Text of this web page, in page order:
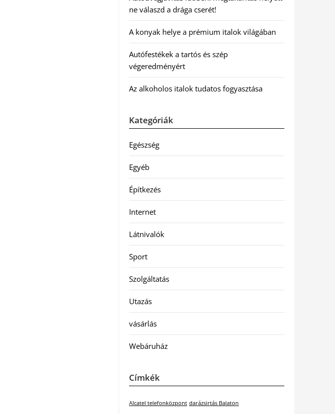
ne válaszd a drága cserét!
A konyak helye a prémium italok világában
Autófestékek a tartós és szép
végeredményért
Az alkoholos italok tudatos fogyasztása
Kategóriák
Egészség
Egyéb
Építkezés
Internet
Látnivalók
Sport
Szolgáltatás
Utazás
vásárlás
Webáruház
Címkék
Alcatel telefonközpont darázsirtás Balaton